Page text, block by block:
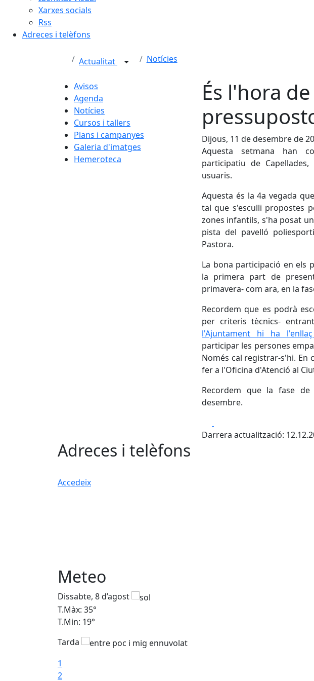
Xarxes socials
Rss
Adreces i telèfons
Actualitat Notícies
Avisos
Agenda
Notícies
Cursos i tallers
Plans i campanyes
Galeria d'imatges
Hemeroteca
És l'hora
Dijous, 11 de desembre de
Aquesta setmana han
participatiu de
usuaris.
Aquesta és la 4a vegada
tal que s'esculli propostes
zones infantils, s'ha posat
pista del pavelló
Pastora.
La bona participació en els
la primera part de
primavera- com ara, en la
Recordem que es podrà
per criteris tècnics-
l'Ajuntament hi ha
participar les persones
Només cal registrar-s'hi. En
fer a l'Oficina d'Atenció al
Recordem que la fase
desembre.
Darrera actualització:
Adreces i telèfons
Accedeix
Meteo
Dissabte, 8 d’agost
T.Màx: 35°
T.Min: 19°
Tarda
1
2